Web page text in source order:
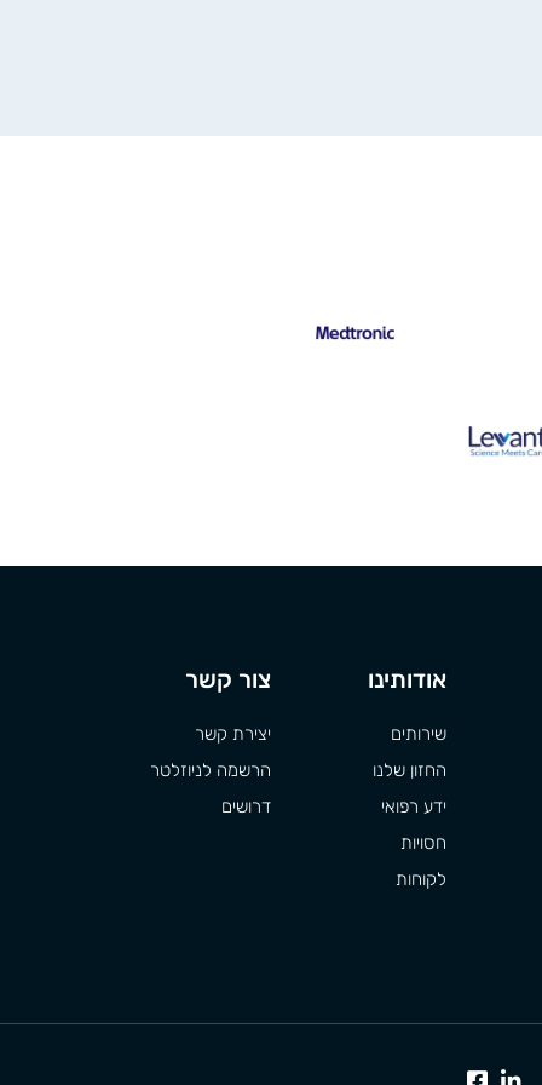
אודותינו
שירותים
החזון שלנו
ידע רפואי
חסויות
לקוחות
צור קשר
יצירת קשר
הרשמה לניוזלטר
דרושים